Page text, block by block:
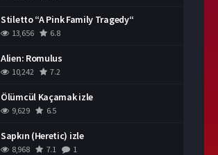
Stiletto “A Pink Family Tragedy“
13,656 6.8
Alien: Romulus
10,242 7.2
Ölümcül Kaçamak izle
9,629 6.5
Sapkın (Heretic) izle
8,968 7.1 1